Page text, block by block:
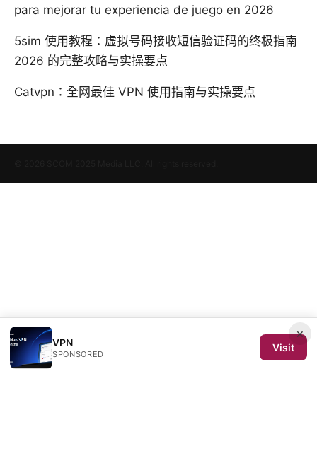
para mejorar tu experiencia de juego en 2026
5sim 使用教程：虚拟号码接收短信验证码的终极指南
2026 的完整攻略与实操要点
Catvpn：全网最佳 VPN 使用指南与实操要点
×
VPN
SPONSORED
Visit